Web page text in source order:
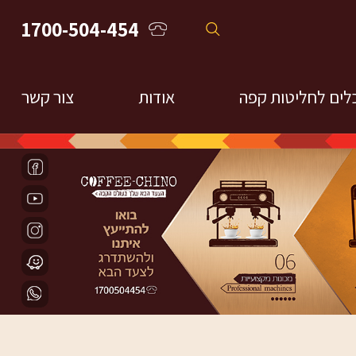
1700-504-454
לחליטות קפה
חליטות פילטר
מקינטות
פרנ'ץ פרס
אודות
חומר מקצועי והדרכות
צור קשר